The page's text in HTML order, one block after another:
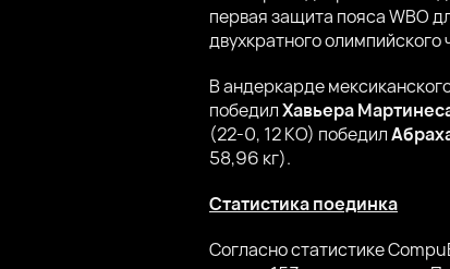
первая защита пояса WBO
двухкратного олимпийского
В андеркарде
победилХавьера
(22-0, 12 КО) победил
58,96 кг).
Статистика поединка
Согласно статистике